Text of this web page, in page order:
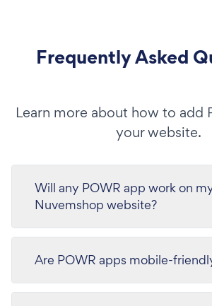
Frequently Asked
Learn more about how to add
your website.
Will any POWR app work on
Nuvemshop website?
Are POWR apps mobile-